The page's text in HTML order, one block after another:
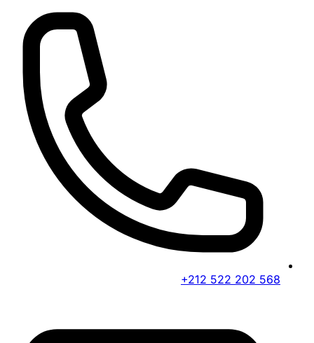
+212 522 202 568